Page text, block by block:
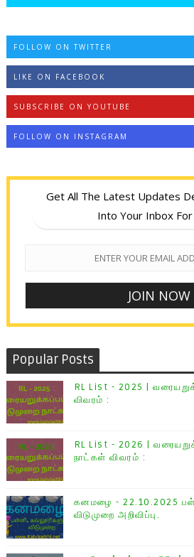
FOLLOW ON TWITTER
LIKE ON FACEBOOK
SUBSCRIBE ON YOUTUBE
FOLLOW ON INSTAGRAM
Get All The Latest Updates
Into Your Inbox
Popular Posts
RL List - 2025 |
விவரம் :
RL List - 2026 |
நாட்கள் விவரம் :
கனமழை - 22.10.2025
விடுமுறை அறிவிப்பு.